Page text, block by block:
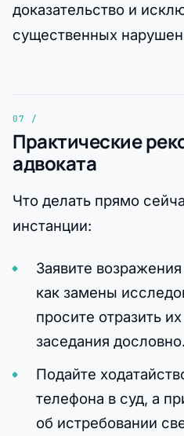
доказательство и
существенных
Практические
адвоката
Что делать прямо
инстанции:
Заявите
как замены
просите отразить
заседания дословно.
Подайте
телефона в суд, а
об истребовании